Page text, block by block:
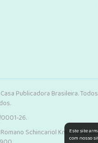
Publicadora Brasileira.
0001-26.
Schincariol Km 106,Este site
com nosso